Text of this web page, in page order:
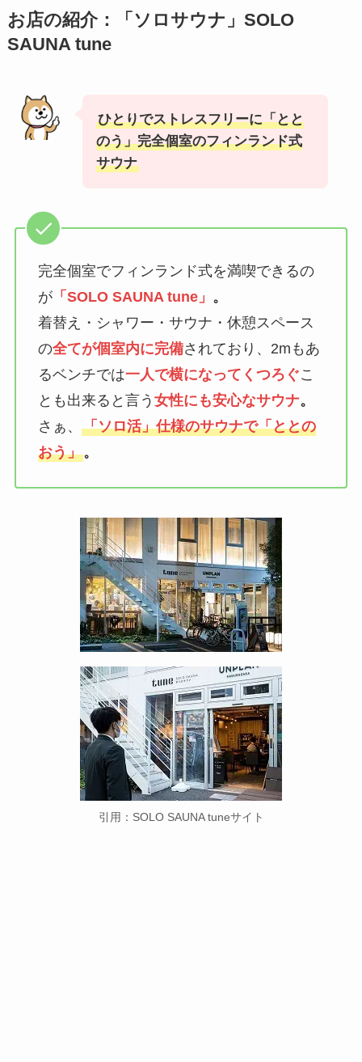
お店の紹介：「ソロサウナ」SOLO
SAUNA tune
ひとりでストレスフリーに「とと
のう」完全個室のフィンランド式
サウナ
完全個室でフィンランド式を満喫できるの
が「SOLO SAUNA tune」 。
着替え・シャワー・サウナ・休憩スペース
の全てが個室内に完備されており、2mもあ
るベンチでは一人で横になってくつろぐこ
とも出来ると言う 女性にも安心なサウナ。
さぁ、 「ソロ活」仕様のサウナで「ととの
おう」。
引用：SOLO SAUNA tuneサイト